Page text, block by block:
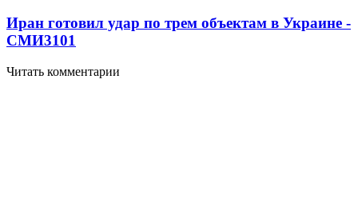
Иран готовил удар по трем объектам в Украине -
СМИ3101
Читать комментарии